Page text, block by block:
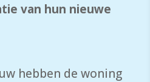
van hun nieuwe
hebben de woning